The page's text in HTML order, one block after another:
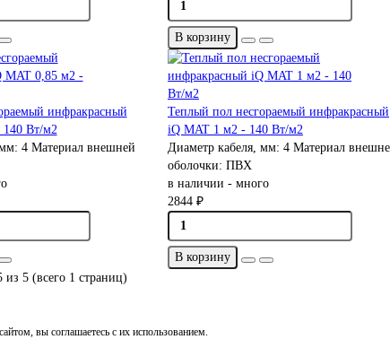
В корзину
инфракрасный
Вт/м2
4Материал внешней
Теплый пол несгораемый инфракрасный
iQ MAT 1 м2 - 140 Вт/м2
Диаметр кабеля, мм: 4Материал
оболочки: ПВХ
в наличии - много
2844 ₽
В корзину
из 5 (всего 1 страниц)
вы соглашаетесь с их использованием.